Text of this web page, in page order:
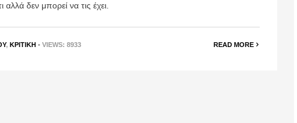
αλλά δεν μπορεί να τις έχει.
, ΚΡΙΤΙΚΉ • VIEWS: 8933 READ MORE